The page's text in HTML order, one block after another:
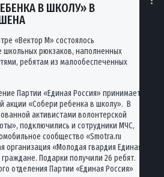
В ШКОЛУ» В
«Вектор М» состоялось
школьных рюкзаков, наполненных
ребятам из малообеспеченных
Партии «Единая Россия» принимает
акции «Собери ребенка в школу». В
активистами волонтерской
подключились и сотрудники МЧС,
сообщество «Smotra.ru
организация «Молодая гвардия Единая
Подарки получили 26 ребят.
отделения Партии «Единая Россия»